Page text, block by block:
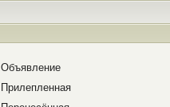
Объявление
Прилепленная